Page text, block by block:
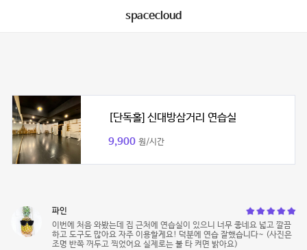
spacecloud
[단독홀] 신대방삼거리 연습실
9,900 원/시간
파인
이번에 처음 와봤는데 집 근처에 연습실이 있으니 너무 좋네요 넓고 깔끔
하고 도구도 많아요 자주 이용할게요! 덕분에 연습 잘했습니다~ (사진은
조명 반쪽 꺼두고 찍었어요 실제로는 불 타 켜면 밝아요)